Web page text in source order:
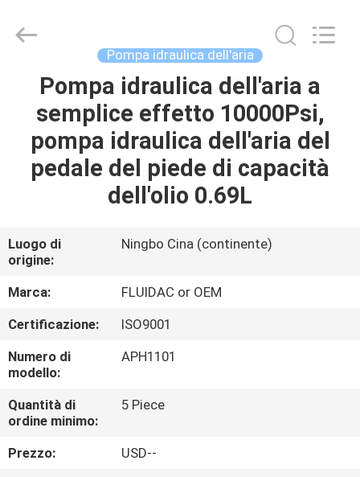
CASA
PRODOTTI
VIDEO
CIRCA
NOI
GIRO
DELLA
FABBRICA
CONTROLLO
DI
FENGHUA
FLUID
Pompa idraulica dell'aria
Pompa idraulica dell'aria a
semplice effetto 10000Psi,
pompa idraulica dell'aria del
pedale del piede di capacità
dell'olio 0.69L
Luogo di
origine:
Ningbo Cina (continente)
Marca:
FLUIDAC or OEM
Certificazione:
ISO9001
Numero di
modello:
APH1101
Quantità di
ordine minimo:
5 Piece
Prezzo:
USD--